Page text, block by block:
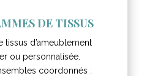
DE TISSUS
tissus d’ameublement
ou personnalisée.
coordonnés :